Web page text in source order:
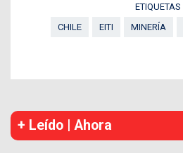
ETIQUETAS
CHILE
EITI MINERÍA
+ Leído | Ahora